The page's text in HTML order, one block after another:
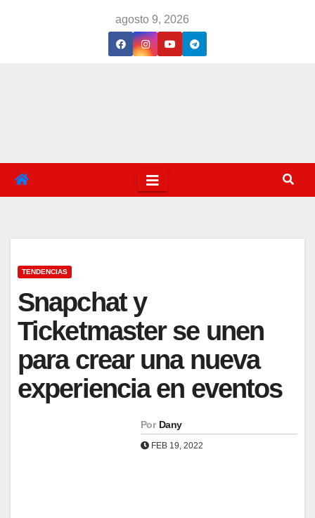
agosto 9, 2026
TENDENCIAS
Snapchat y
Ticketmaster se unen
para crear una nueva
experiencia en eventos
Por Dany
FEB 19, 2022